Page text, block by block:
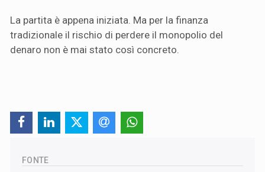
La partita è appena iniziata. Ma per la finanza
tradizionale il rischio di perdere il monopolio del
denaro non è mai stato così concreto.
FONTE